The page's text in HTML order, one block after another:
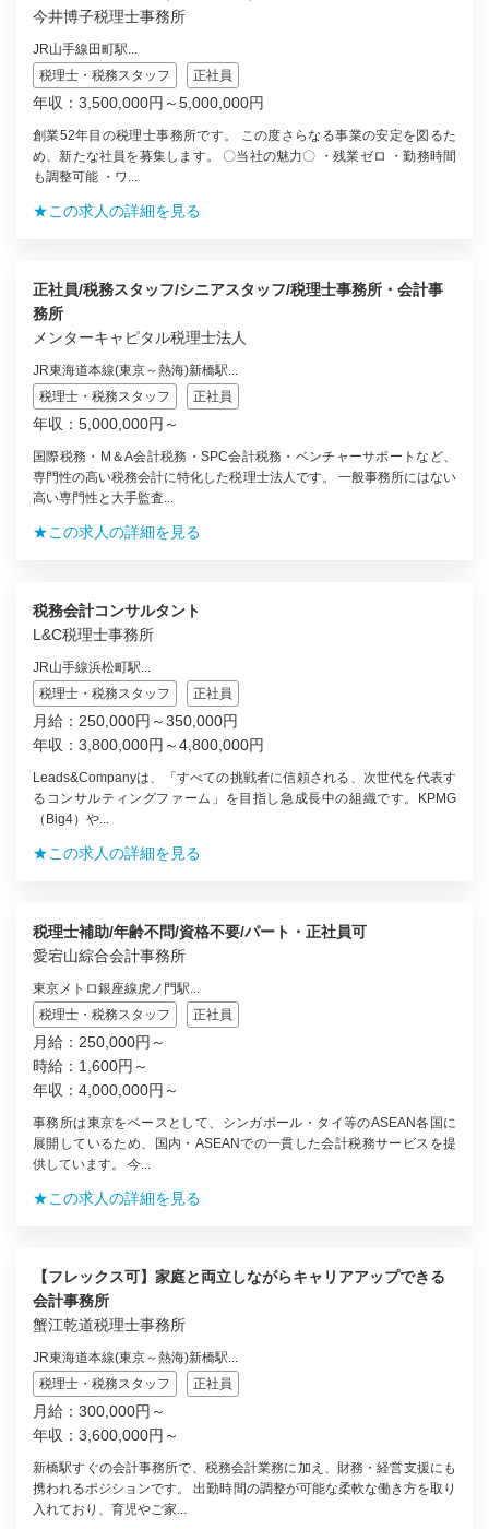
今井博子税理士事務所
JR山手線田町駅...
税理士・税務スタッフ
正社員
年収：3,500,000円～5,000,000円
創業52年目の税理士事務所です。 この度さらなる事業の安定を図るた
め、新たな社員を募集します。 〇当社の魅力〇 ・残業ゼロ ・勤務時間
も調整可能 ・ワ...
★この求人の詳細を見る
正社員/税務スタッフ/シニアスタッフ/税理士事務所・会計事
務所
メンターキャピタル税理士法人
JR東海道本線(東京～熱海)新橋駅...
税理士・税務スタッフ
正社員
年収：5,000,000円～
国際税務・M＆A会計税務・SPC会計税務・ベンチャーサポートなど、
専門性の高い税務会計に特化した税理士法人です。 一般事務所にはない
高い専門性と大手監査...
★この求人の詳細を見る
税務会計コンサルタント
L&C税理士事務所
JR山手線浜松町駅...
税理士・税務スタッフ
正社員
月給：250,000円～350,000円
年収：3,800,000円～4,800,000円
Leads&Companyは、「すべての挑戦者に信頼される、次世代を代表す
るコンサルティングファーム」を目指し急成長中の組織です。KPMG
（Big4）や...
★この求人の詳細を見る
税理士補助/年齢不問/資格不要/パート・正社員可
愛宕山綜合会計事務所
東京メトロ銀座線虎ノ門駅...
税理士・税務スタッフ
正社員
月給：250,000円～
時給：1,600円～
年収：4,000,000円～
事務所は東京をベースとして、シンガポール・タイ等のASEAN各国に
展開しているため、国内・ASEANでの一貫した会計税務サービスを提
供しています。 今...
★この求人の詳細を見る
【フレックス可】家庭と両立しながらキャリアアップできる
会計事務所
蟹江乾道税理士事務所
JR東海道本線(東京～熱海)新橋駅...
税理士・税務スタッフ
正社員
月給：300,000円～
年収：3,600,000円～
新橋駅すぐの会計事務所で、税務会計業務に加え、財務・経営支援にも
携われるポジションです。 出勤時間の調整が可能な柔軟な働き方を取り
入れており、育児やご家...